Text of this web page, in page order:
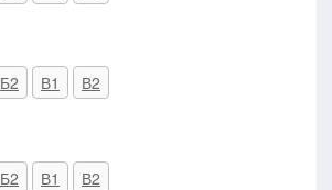
Б2 В1 В2
Б2 В1 В2